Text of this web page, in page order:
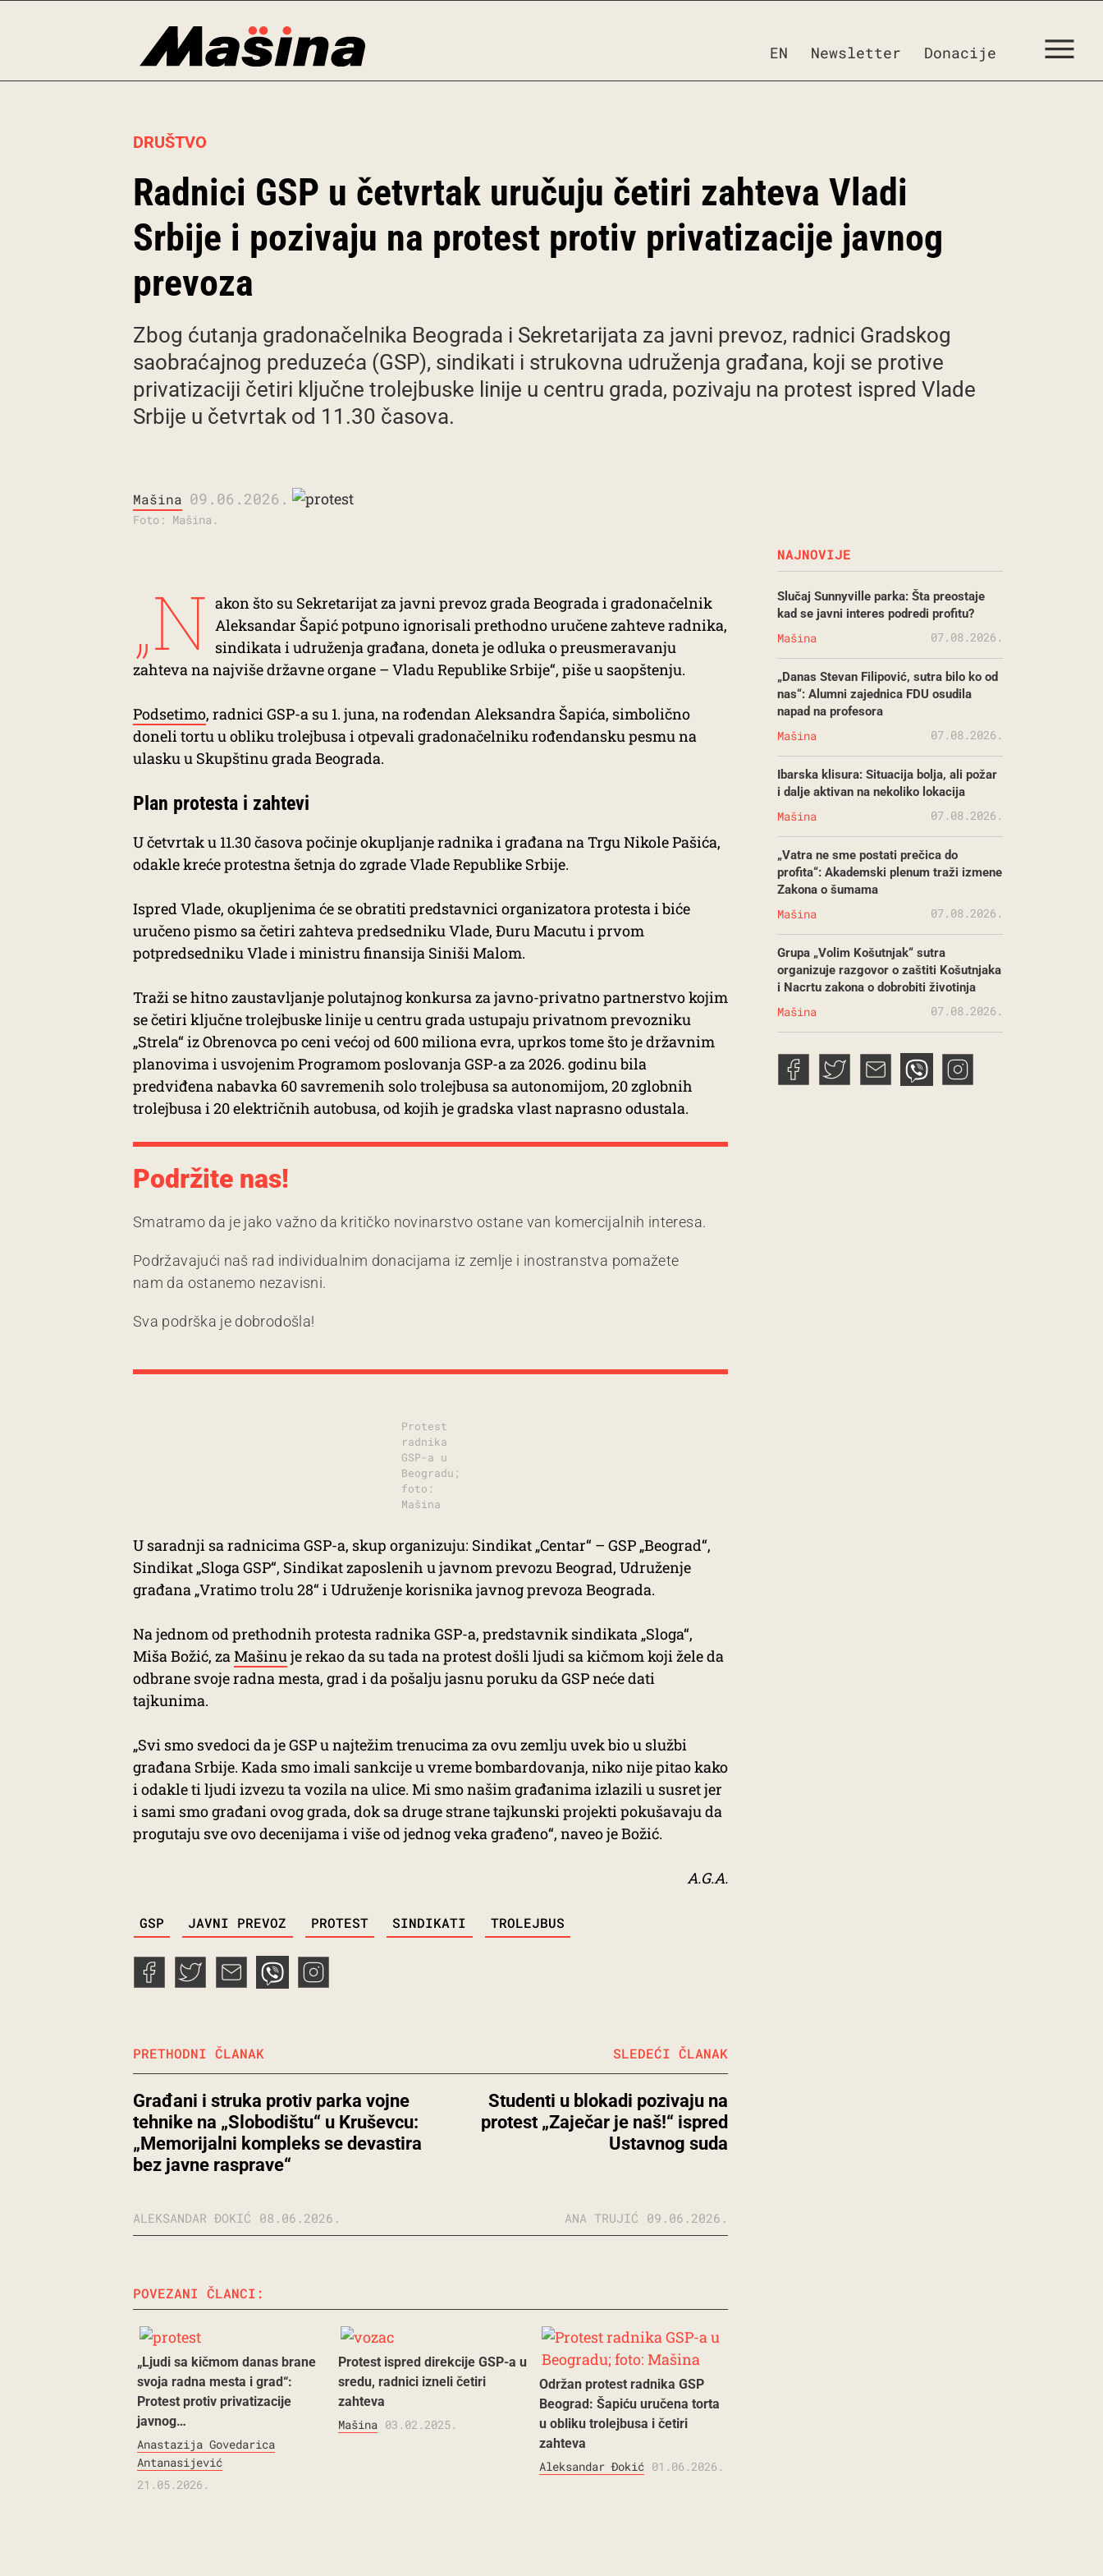
EN Newsletter Donacije
DRUŠTVO
Radnici GSP u četvrtak uručuju četiri zahteva Vladi
Srbije i pozivaju na protest protiv privatizacije javnog
prevoza
Zbog ćutanja gradonačelnika Beograda i Sekretarijata za javni prevoz, radnici Gradskog
saobraćajnog preduzeća (GSP), sindikati i strukovna udruženja građana, koji se protive
privatizaciji četiri ključne trolejbuske linije u centru grada, pozivaju na protest ispred Vlade
Srbije u četvrtak od 11.30 časova.
Mašina 09.06.2026.
Foto: Mašina.
„N akon što su Sekretarijat za javni prevoz grada Beograda i gradonačelnik
Aleksandar Šapić potpuno ignorisali prethodno uručene zahteve radnika,
sindikata i udruženja građana, doneta je odluka o preusmeravanju
zahteva na najviše državne organe – Vladu Republike Srbije“, piše u saopštenju.
Podsetimo, radnici GSP-a su 1. juna, na rođendan Aleksandra Šapića, simbolično
doneli tortu u obliku trolejbusa i otpevali gradonačelniku rođendansku pesmu na
ulasku u Skupštinu grada Beograda.
Plan protesta i zahtevi
U četvrtak u 11.30 časova počinje okupljanje radnika i građana na Trgu Nikole Pašića,
odakle kreće protestna šetnja do zgrade Vlade Republike Srbije.
Ispred Vlade, okupljenima će se obratiti predstavnici organizatora protesta i biće
uručeno pismo sa četiri zahteva predsedniku Vlade, Đuru Macutu i prvom
potpredsedniku Vlade i ministru finansija Siniši Malom.
Traži se hitno zaustavljanje polutajnog konkursa za javno-privatno partnerstvo kojim
se četiri ključne trolejbuske linije u centru grada ustupaju privatnom prevozniku
„Strela“ iz Obrenovca po ceni većoj od 600 miliona evra, uprkos tome što je državnim
planovima i usvojenim Programom poslovanja GSP-a za 2026. godinu bila
predviđena nabavka 60 savremenih solo trolejbusa sa autonomijom, 20 zglobnih
trolejbusa i 20 električnih autobusa, od kojih je gradska vlast naprasno odustala.
Podržite nas!
Smatramo da je jako važno da kritičko novinarstvo ostane van komercijalnih interesa.
Podržavajući naš rad individualnim donacijama iz zemlje i inostranstva pomažete
nam da ostanemo nezavisni.
Sva podrška je dobrodošla!
Protest
radnika
GSP-a u
Beogradu;
foto:
Mašina
U saradnji sa radnicima GSP-a, skup organizuju: Sindikat „Centar“ – GSP „Beograd“,
Sindikat „Sloga GSP“, Sindikat zaposlenih u javnom prevozu Beograd, Udruženje
građana „Vratimo trolu 28“ i Udruženje korisnika javnog prevoza Beograda.
Na jednom od prethodnih protesta radnika GSP-a, predstavnik sindikata „Sloga“,
Miša Božić, zaMašinuje rekao da su tada na protest došli ljudi sa kičmom koji žele da
odbrane svoje radna mesta, grad i da pošalju jasnu poruku da GSP neće dati
tajkunima.
„Svi smo svedoci da je GSP u najtežim trenucima za ovu zemlju uvek bio u službi
građana Srbije. Kada smo imali sankcije u vreme bombardovanja, niko nije pitao kako
i odakle ti ljudi izvezu ta vozila na ulice. Mi smo našim građanima izlazili u susret jer
i sami smo građani ovog grada, dok sa druge strane tajkunski projekti pokušavaju da
progutaju sve ovo decenijama i više od jednog veka građeno“, naveo je Božić.
A.G.A.
GSP JAVNI PREVOZ PROTEST SINDIKATI TROLEJBUS
PRETHODNI ČLANAK
Građani i struka protiv parka vojne
tehnike na „Slobodištu“ u Kruševcu:
„Memorijalni kompleks se devastira
bez javne rasprave“
ALEKSANDAR ĐOKIĆ 08.06.2026.
Studenti u blokadi pozivaju na
protest „Zaječar je naš!“ ispred
Ustavnog suda
SLEDEĆI ČLANAK
ANA TRUJIĆ 09.06.2026.
POVEZANI ČLANCI:
„Ljudi sa kičmom danas brane
svoja radna mesta i grad“:
Protest protiv privatizacije
javnog…
Anastazija Govedarica
Antanasijević
21.05.2026.
Protest ispred direkcije GSP-a u
sredu, radnici izneli četiri
zahteva
Mašina 03.02.2025.
Održan protest radnika GSP
Beograd: Šapiću uručena torta
u obliku trolejbusa i četiri
zahteva
Aleksandar Đokić 01.06.2026.
NAJNOVIJE
Slučaj Sunnyville parka: Šta preostaje
kad se javni interes podredi profitu?
Mašina 07.08.2026.
„Danas Stevan Filipović, sutra bilo ko od
nas“: Alumni zajednica FDU osudila
napad na profesora
Mašina 07.08.2026.
Ibarska klisura: Situacija bolja, ali požar
i dalje aktivan na nekoliko lokacija
Mašina 07.08.2026.
„Vatra ne sme postati prečica do
profita“: Akademski plenum traži izmene
Zakona o šumama
Mašina 07.08.2026.
Grupa „Volim Košutnjak“ sutra
organizuje razgovor o zaštiti Košutnjaka
i Nacrtu zakona o dobrobiti životinja
Mašina 07.08.2026.